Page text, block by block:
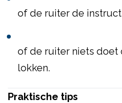
of de ruiter de
of de ruiter niets doet
lokken.
Praktische tips